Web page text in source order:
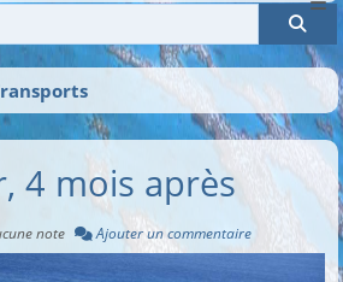
4 mois après
note Ajouter un commentaire